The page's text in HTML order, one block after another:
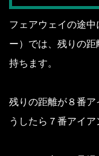
フェアウェイの途
ー）では、残りの
持ちます。
残りの距離が８番ア
うしたら７番アイア